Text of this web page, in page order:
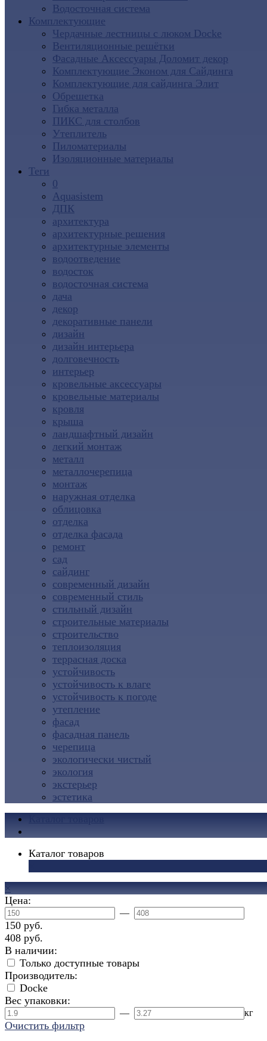
Водосточная система
Комплектующие
Чердачные лестницы с люком Docke
Вентиляционные решётки
Фасадные Аксессуары Доломит декор
Комплектующие Эконом для Сайдинга
Комплектующие для cайдинга Элит
Обрешетка
Гибка металла
ПИКС для столбов
Утеплитель
Пиломатериалы
Изоляционные материалы
Теги
0
Aquasistem
ДПК
архитектура
архитектурные решения
архитектурные элементы
водоотведение
водосток
водосточная система
дача
декор
декоративные панели
дизайн
дизайн интерьера
долговечность
интерьер
кровельные аксессуары
кровельные материалы
кровля
крыша
ландшафтный дизайн
легкий монтаж
металл
металлочерепица
монтаж
наружная отделка
облицовка
отделка
отделка фасада
ремонт
сад
сайдинг
современный дизайн
современный стиль
стильный дизайн
строительные материалы
строительство
теплоизоляция
террасная доска
устойчивость
устойчивость к влаге
устойчивость к погоде
утепление
фасад
фасадная панель
черепица
экологически чистый
экология
экстерьер
эстетика
Каталог товаров
×
Цена:
—
150 руб.
408 руб.
В наличии:
Только доступные товары
Производитель:
Docke
Вес упаковки:
— кг
Очистить фильтр